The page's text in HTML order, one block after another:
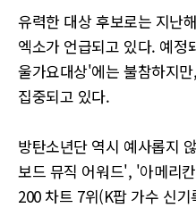
유력한 대상 후보로는 지난
엑소가 언급되고 있다. 예정
울가요대상'에는 불참하지
집중되고 있다.
방탄소년단 역시 예사롭지
보드 뮤직 어워드', '아메리
200 차트 7위(K팝 가수 신